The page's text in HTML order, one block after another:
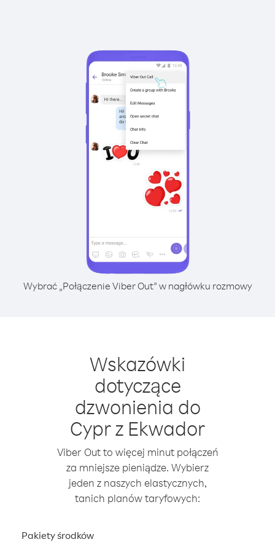
Wybrać „Połączenie Viber Out” w nagłówku rozmowy
Wskazówki
dotyczące
dzwonienia do
Cypr z Ekwador
Viber Out to więcej minut połączeń
za mniejsze pieniądze. Wybierz
jeden z naszych elastycznych,
tanich planów taryfowych:
Pakiety środków